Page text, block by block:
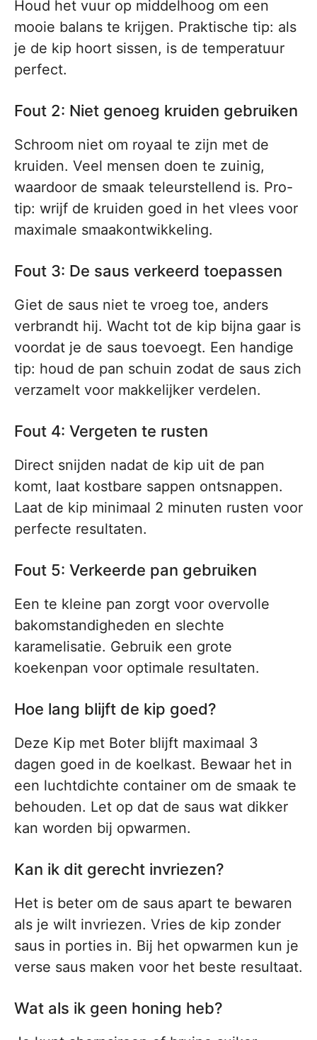
Houd het vuur op middelhoog om een
mooie balans te krijgen. Praktische tip: als
je de kip hoort sissen, is de temperatuur
perfect.
Fout 2: Niet genoeg kruiden gebruiken
Schroom niet om royaal te zijn met de
kruiden. Veel mensen doen te zuinig,
waardoor de smaak teleurstellend is. Pro-
tip: wrijf de kruiden goed in het vlees voor
maximale smaakontwikkeling.
Fout 3: De saus verkeerd toepassen
Giet de saus niet te vroeg toe, anders
verbrandt hij. Wacht tot de kip bijna gaar is
voordat je de saus toevoegt. Een handige
tip: houd de pan schuin zodat de saus zich
verzamelt voor makkelijker verdelen.
Fout 4: Vergeten te rusten
Direct snijden nadat de kip uit de pan
komt, laat kostbare sappen ontsnappen.
Laat de kip minimaal 2 minuten rusten voor
perfecte resultaten.
Fout 5: Verkeerde pan gebruiken
Een te kleine pan zorgt voor overvolle
bakomstandigheden en slechte
karamelisatie. Gebruik een grote
koekenpan voor optimale resultaten.
Hoe lang blijft de kip goed?
Deze Kip met Boter blijft maximaal 3
dagen goed in de koelkast. Bewaar het in
een luchtdichte container om de smaak te
behouden. Let op dat de saus wat dikker
kan worden bij opwarmen.
Kan ik dit gerecht invriezen?
Het is beter om de saus apart te bewaren
als je wilt invriezen. Vries de kip zonder
saus in porties in. Bij het opwarmen kun je
verse saus maken voor het beste resultaat.
Wat als ik geen honing heb?